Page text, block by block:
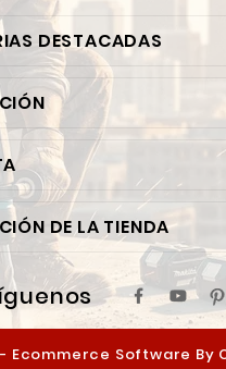
DESTACADAS
DE LA TIENDA
- Ecommerce Software By